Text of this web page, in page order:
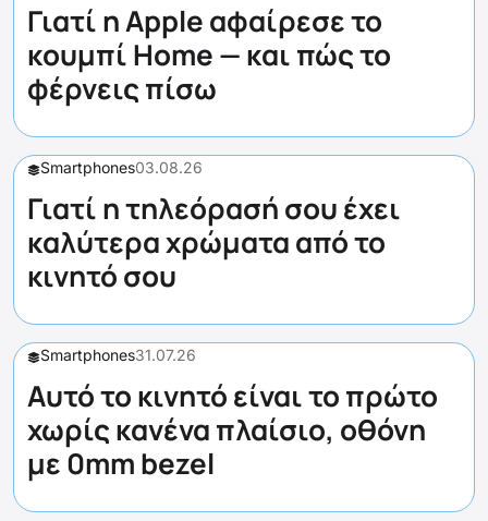
Γιατί η Apple αφαίρεσε το
κουμπί Home — και πώς το
φέρνεις πίσω
Smartphones03.08.26
Γιατί η τηλεόρασή σου έχει
καλύτερα χρώματα από το
κινητό σου
Smartphones31.07.26
Αυτό το κινητό είναι το πρώτο
χωρίς κανένα πλαίσιο, οθόνη
με 0mm bezel